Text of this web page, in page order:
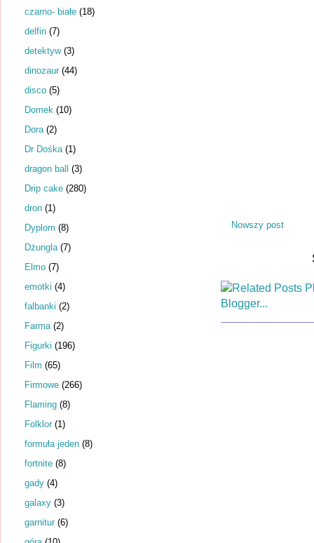
Nowszy post
czarno- białe (18)
delfin (7)
detektyw (3)
dinozaur (44)
disco (5)
Domek (10)
Dora (2)
Dr Dośka (1)
dragon ball (3)
Drip cake (280)
dron (1)
Dyplom (8)
Dżungla (7)
Elmo (7)
emotki (4)
falbanki (2)
Farma (2)
Figurki (196)
Film (65)
Firmowe (266)
Flaming (8)
Folklor (1)
formuła jeden (8)
fortnite (8)
gady (4)
galaxy (3)
garnitur (6)